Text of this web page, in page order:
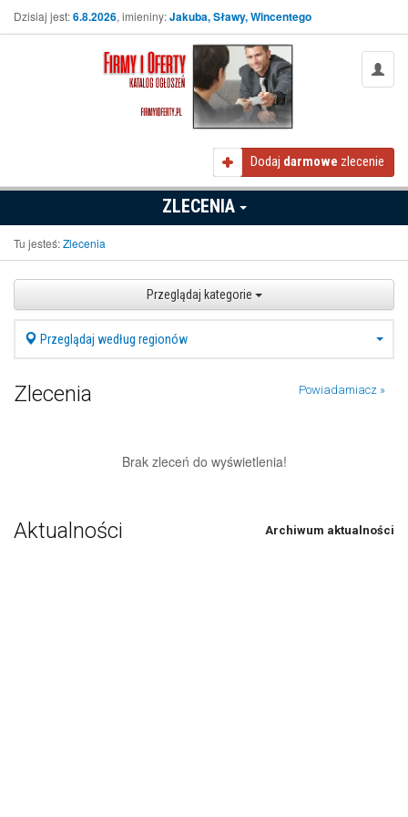
Dzisiaj jest:6.8.2026, imieniny:Jakuba, Sławy, Wincentego
Dodaj darmowe zlecenie
ZLECENIA
Tu jesteś:Zlecenia
Przeglądaj kategorie
Przeglądaj według regionów
Zlecenia Powiadamiacz »
Brak zleceń do wyświetlenia!
Aktualności Archiwum aktualności